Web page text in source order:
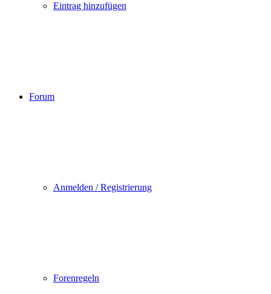
Eintrag hinzufügen
Forum
Anmelden / Registrierung
Forenregeln